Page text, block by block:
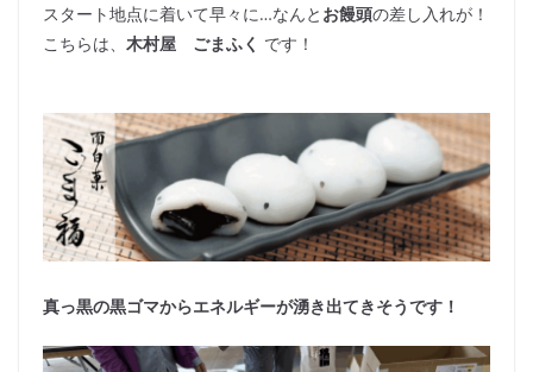
スタート地点に着いて早々に…なんと お饅頭の差し入れが！
こちらは、 木村屋 ごまふく です！
真っ黒の黒ゴマからエネルギーが湧き出てきそうです！